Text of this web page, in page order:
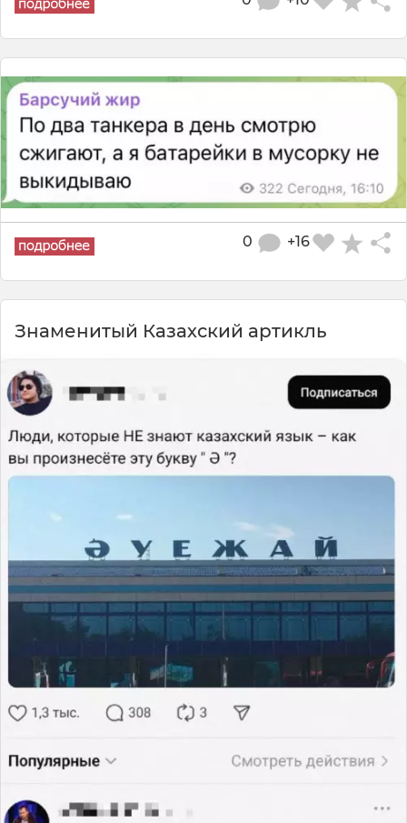
+16
0
Знаменитый Казахский артикль